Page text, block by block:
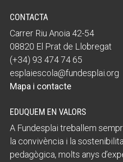
CONTACTA
Carrer Riu Anoia 42-54
08820 El Prat de Llobregat
(+34) 93 474 74 65
esplaiescola@fundesplai.org
Mapa i contacte
EDUQUEM EN VALORS
A Fundesplai treballem
la convivència i la
pedagògica, molts anys